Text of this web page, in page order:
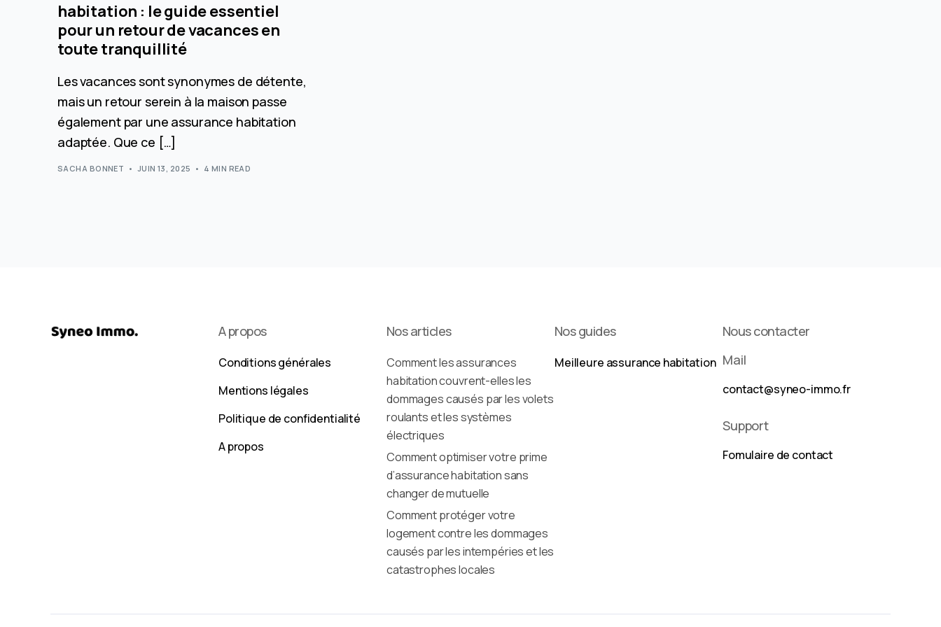
habitation : le guide essentiel
pour un retour de vacances en
toute tranquillité
Les vacances sont synonymes de détente,
mais un retour serein à la maison passe
également par une assurance habitation
adaptée. Que ce […]
SACHA BONNET JUIN 13, 2025 4 MIN READ
A propos
Conditions générales
Mentions légales
Politique de confidentialité
A propos
Nos articles
Comment les assurances
habitation couvrent-elles les
dommages causés par les volets
roulants et les systèmes
électriques
Comment optimiser votre prime
d’assurance habitation sans
changer de mutuelle
Comment protéger votre
logement contre les dommages
causés par les intempéries et les
catastrophes locales
Nos guides
Meilleure assurance habitation
Nous contacter
Mail
contact@syneo-immo.fr
Support
Fomulaire de contact